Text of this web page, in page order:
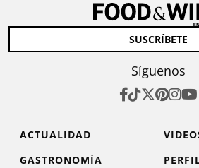
SUSCRÍBETE
Síguenos
ACTUALIDAD
GASTRONOMÍA